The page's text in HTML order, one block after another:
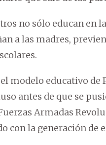
no sólo educan
a las madres,
modelo educativo
antes de que se
Armadas
con la generación de